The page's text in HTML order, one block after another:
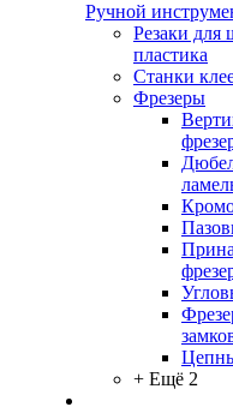
Ручной
Резаки для
пластика
Станки
Фрезеры
+ Ещё 2